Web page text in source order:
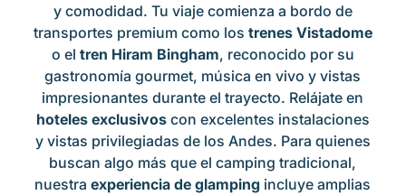
y comodidad. Tu viaje comienza a bordo de
transportes premium como los trenes Vistadome
o el tren Hiram Bingham, reconocido por su
gastronomía gourmet, música en vivo y vistas
impresionantes durante el trayecto. Relájate en
hoteles exclusivoscon excelentes instalaciones
y vistas privilegiadas de los Andes. Para quienes
buscan algo más que el camping tradicional,
nuestraexperiencia de glamping incluye amplias